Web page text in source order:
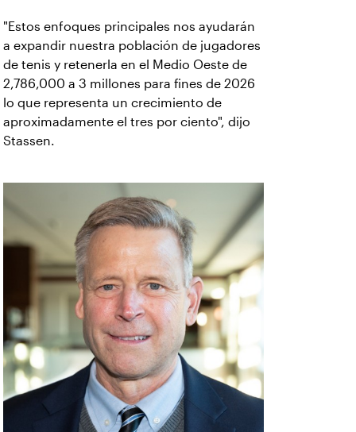
"Estos enfoques principales nos ayudarán
a expandir nuestra población de jugadores
de tenis y retenerla en el Medio Oeste de
2,786,000 a 3 millones para fines de 2026
lo que representa un crecimiento de
aproximadamente el tres por ciento", dijo
Stassen.